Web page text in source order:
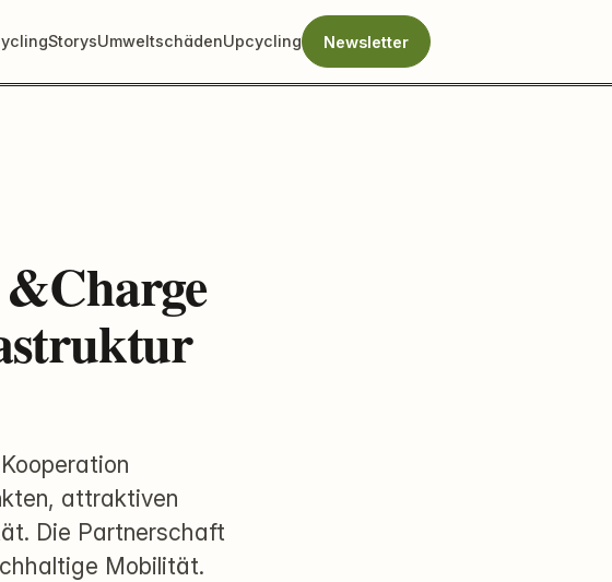
StorysUmweltschädenUpcycling Newsletter
attraktiven
Die Partnerschaft
Mobilität.